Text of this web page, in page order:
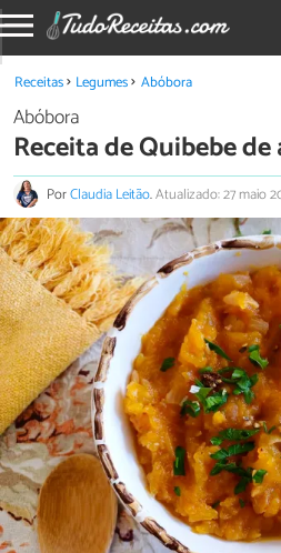
Receitas Legumes Abóbora
Abóbora
Receita de Quibebe
PorClaudia Leitão.Atualizado: 27 maio